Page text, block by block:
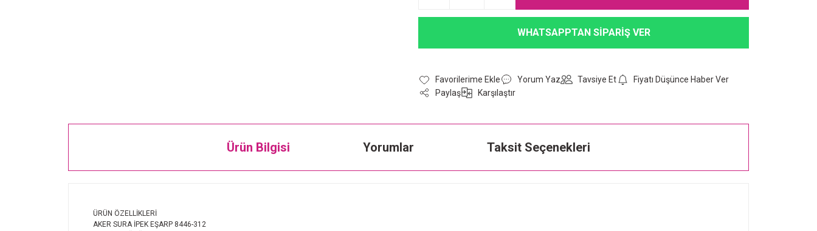
WHATSAPPTAN SİPARİŞ VER
Yorum Yaz Tavsiye Et
Fiyatı Düşünce Haber Ver
Paylaş
Karşılaştır
Ürün Bilgisi Yorumlar Taksit Seçenekleri
ÜRÜN ÖZELLİKLERİ
AKER SURA İPEK EŞARP 8446-312